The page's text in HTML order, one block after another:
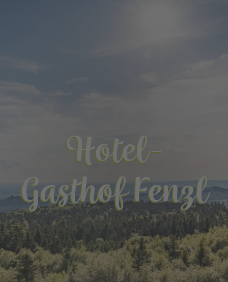
Hotel-
Gasthof Fenzl